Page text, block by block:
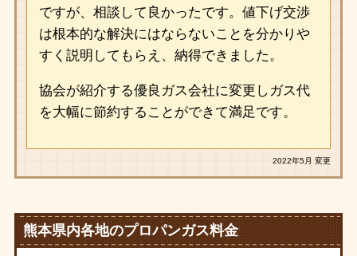
ですが、相談して良かったです。値下げ交渉
は根本的な解決にはならないことを分かりや
すく説明してもらえ、納得できました。
協会が紹介する優良ガス会社に変更しガス代
を大幅に節約することができて満足です。
2022年5月 変更
熊本県内各地のプロパンガス料金